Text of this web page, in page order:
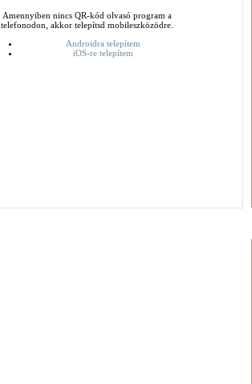
Amennyiben nincs QR-kód olvasó program a
telefonodon, akkor telepítsd mobileszközödre.
Androidra telepítem
iOS-re telepítem